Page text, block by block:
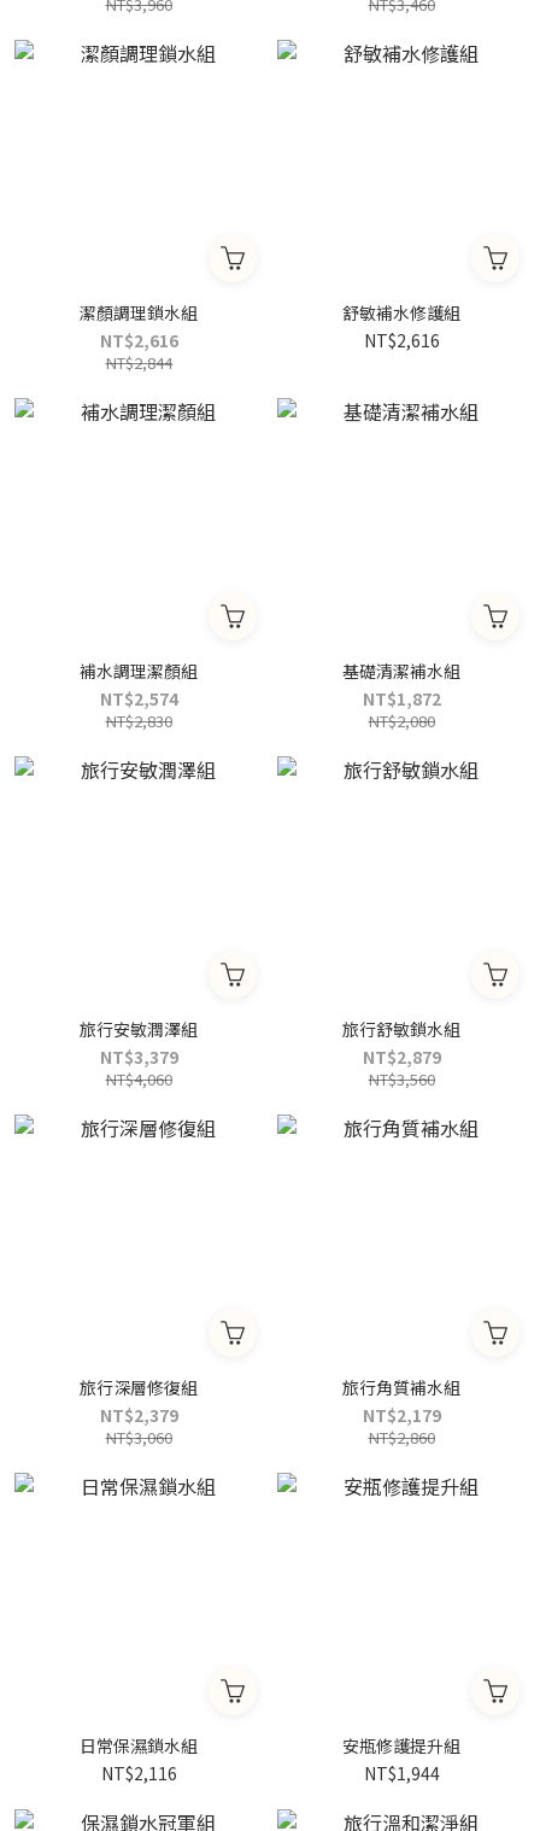
潔顏調理鎖水組
NT$2,616
NT$2,844
舒敏補水修護組
NT$2,616
補水調理潔顏組
NT$2,574
NT$2,830
基礎清潔補水組
NT$1,872
NT$2,080
旅行安敏潤澤組
NT$3,379
NT$4,060
旅行舒敏鎖水組
NT$2,879
NT$3,560
旅行深層修復組
NT$2,379
NT$3,060
旅行角質補水組
NT$2,179
NT$2,860
日常保濕鎖水組
NT$2,116
安瓶修護提升組
NT$1,944